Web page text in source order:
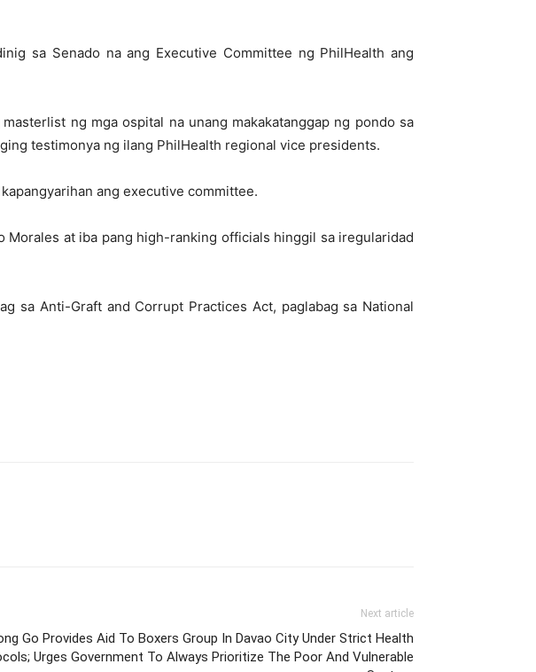
sa Senado na ang Executive Committee ng PhilHealth ang
ng mga ospital na unang makakatanggap ng pondo sa
testimonya ng ilang PhilHealth regional vice presidents.
ang executive committee.
at iba pang high-ranking officials hinggil sa iregularidad
sa Anti-Graft and Corrupt Practices Act, paglabag sa National
Next article
Go Provides Aid To Boxers Group In Davao City Under Strict Health
Urges Government To Always Prioritize The Poor And Vulnerable